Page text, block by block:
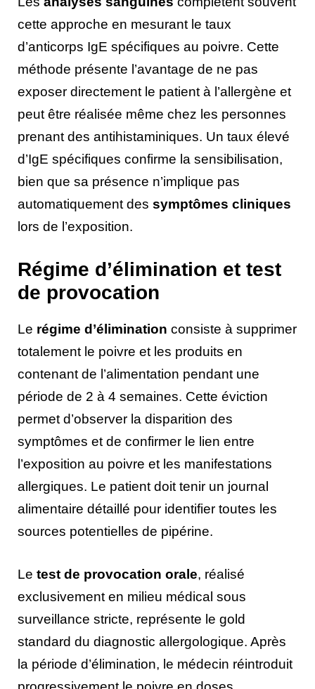
cette approche en mesurant le taux
d’anticorps IgE spécifiques au poivre. Cette
méthode présente l’avantage de ne pas
exposer directement le patient à l’allergène et
peut être réalisée même chez les personnes
prenant des antihistaminiques. Un taux élevé
d’IgE spécifiques confirme la sensibilisation,
bien que sa présence n’implique pas
automatiquement des symptômes cliniques
lors de l’exposition.
Régime d’élimination et test
de provocation
Le régime d’élimination consiste à supprimer
totalement le poivre et les produits en
contenant de l’alimentation pendant une
période de 2 à 4 semaines. Cette éviction
permet d’observer la disparition des
symptômes et de confirmer le lien entre
l’exposition au poivre et les manifestations
allergiques. Le patient doit tenir un journal
alimentaire détaillé pour identifier toutes les
sources potentielles de pipérine.
Le test de provocation orale, réalisé
exclusivement en milieu médical sous
surveillance stricte, représente le gold
standard du diagnostic allergologique. Après
la période d’élimination, le médecin réintroduit